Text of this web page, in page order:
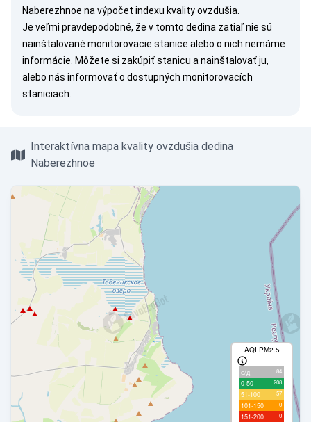
Naberezhnoe na výpočet indexu kvality ovzdušia.
Je veľmi pravdepodobné, že v tomto dedina zatiaľ nie sú
nainštalované monitorovacie stanice alebo o nich nemáme
informácie. Môžete si zakúpiť stanicu a nainštalovať ju,
alebo nás informovaťo dostupných monitorovacích
staniciach.
Interaktívna mapa kvality ovzdušia dedina
Naberezhnoe
AQI PM2.5
с/д 84
0-50 208
51-100 57
101-150 0
151-200 0